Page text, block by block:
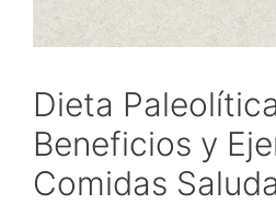
Dieta
Beneficios y
Comidas